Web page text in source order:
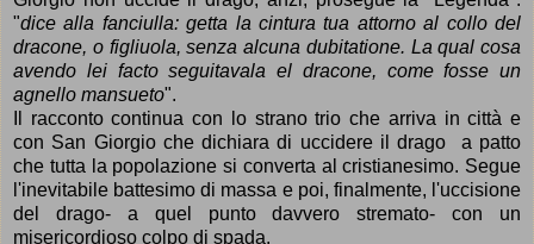
"dice alla fanciulla: getta la cintura tua attorno al collo del
dracone, o figliuola, senza alcuna dubitatione. La qual cosa
avendo lei facto seguitavala el dracone, come fosse un
agnello mansueto".
Il racconto continua con lo strano trio che arriva in città e
con San Giorgio che dichiara di uccidereil drago a patto
che tutta la popolazione si converta al cristianesimo. Segue
l'inevitabile battesimo di massa e poi, finalmente, l'uccisione
del drago- a quel punto davvero stremato- con un
misericordioso colpo di spada.